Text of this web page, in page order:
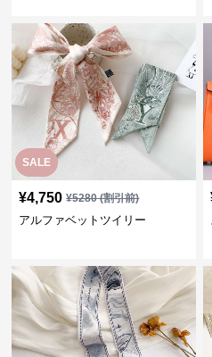
SALE
¥4,750 ¥5280(割引前)
アルファベットツイリー